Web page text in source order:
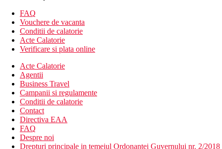
seif
balcon / terasa
Alte tipuri de camere (daca nu se specifica altfel, camerele
Camera dubla Deluxe, vedere la mare: 70 m², parter sau
etaj, vedere la mare
Suita: 90 m², mai spatioasa, 2 canapele, situata mai
aproape de plaja
Suita Pavillion: 90 m², mai spatioasa, 2 canapele, situate
mai aproape de plaja, aceste apartamente sunt dotate cu
Descrierea hotelului
FAQ
Vouchere de vacanta
Conditii de calatorie
Acte Calatorie
Verificare si plata online
Acte Calatorie
Agentii
Business Travel
Campanii si regulamente
Conditii de calatorie
Contact
Directiva EAA
FAQ
Despre noi
Drepturi principale in temeiul Ordonantei Guvernului nr. 2/2018